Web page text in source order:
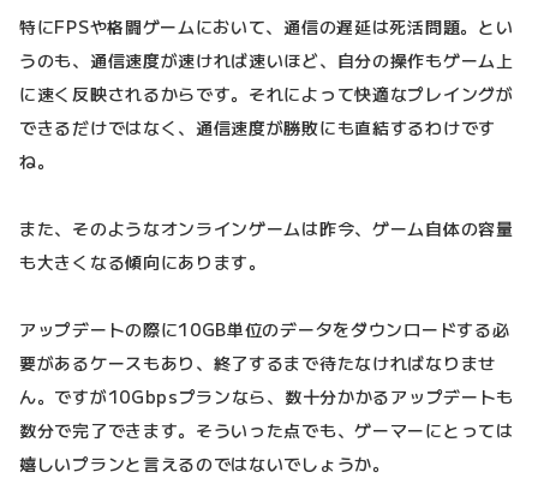
特にFPSや格闘ゲームにおいて、通信の遅延は死活問題。とい
うのも、通信速度が速ければ速いほど、自分の操作もゲーム上
に速く反映されるからです。それによって快適なプレイングが
できるだけではなく、通信速度が勝敗にも直結するわけです
ね。
また、そのようなオンラインゲームは昨今、ゲーム自体の容量
も大きくなる傾向にあります。
アップデートの際に10GB単位のデータをダウンロードする必
要があるケースもあり、終了するまで待たなければなりませ
ん。ですが10Gbpsプランなら、数十分かかるアップデートも
数分で完了できます。そういった点でも、ゲーマーにとっては
嬉しいプランと言えるのではないでしょうか。